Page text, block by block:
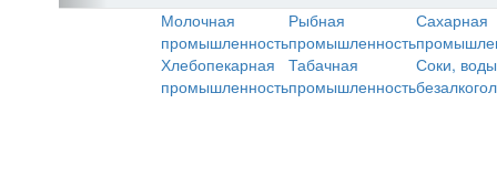
Молочная
промышленность
Рыбная
промышленность
Сахарная
Хлебопекарная
промышленность
Табачная
промышленность
Соки,